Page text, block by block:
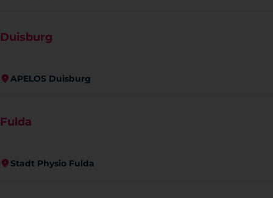
Duisburg
APELOS Duisburg
Fulda
Stadt Physio Fulda